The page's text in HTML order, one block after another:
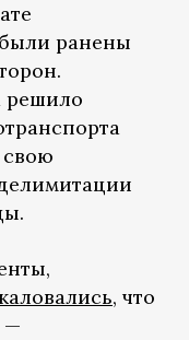
ранены
решило
, что
—